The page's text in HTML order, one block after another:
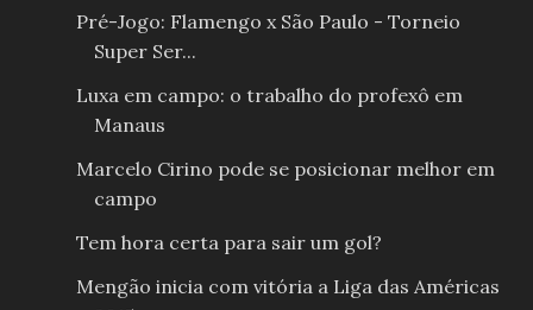
Pré-Jogo: Flamengo x São Paulo - Torneio
Super Ser...
Luxa em campo: o trabalho do profexô em
Manaus
Marcelo Cirino pode se posicionar melhor em
campo
Tem hora certa para sair um gol?
Mengão inicia com vitória a Liga das Américas